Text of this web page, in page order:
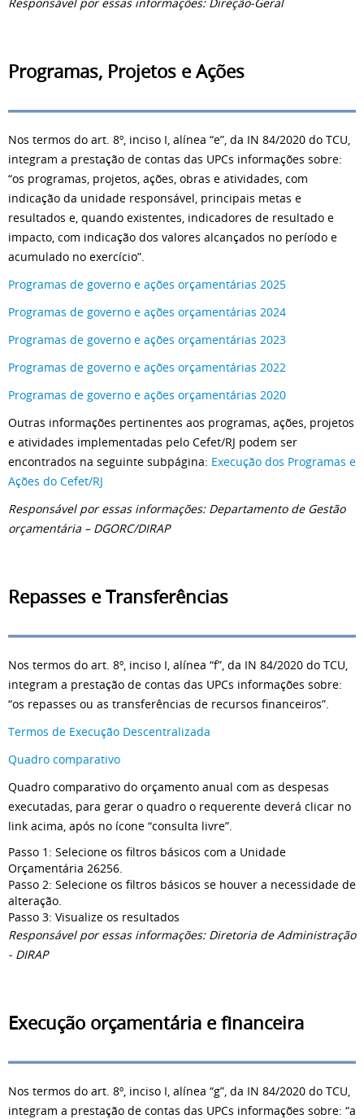
Programas, Projetos e Ações
Nos termos do art. 8º, inciso I, alínea “e”, da IN 84/2020 do TCU,
integram a prestação de contas das UPCs informações sobre:
“os programas, projetos, ações, obras e atividades, com
indicação da unidade responsável, principais metas e
resultados e, quando existentes, indicadores de resultado e
impacto, com indicação dos valores alcançados no período e
acumulado no exercício”.
Programas de governo e ações orçamentárias 2025
Programas de governo e ações orçamentárias 2024
Programas de governo e ações orçamentárias 2023
Programas de governo e ações orçamentárias 2022
Programas de governo e ações orçamentárias 2020
Outras informações pertinentes aos programas, ações, projetos
e atividades implementadas pelo Cefet/RJ podem ser
encontrados na seguinte subpágina: Execução dos Programas e
Ações do Cefet/RJ
Responsável por essas informações: Departamento de Gestão
orçamentária – DGORC/DIRAP
Repasses e Transferências
Nos termos do art. 8º, inciso I, alínea “f”, da IN 84/2020 do TCU,
integram a prestação de contas das UPCs informações sobre:
“os repasses ou as transferências de recursos financeiros”.
Termos de Execução Descentralizada
Quadro comparativo
Quadro comparativo do orçamento anual com as despesas
executadas, para gerar o quadro o requerente deverá clicar no
link acima, após no ícone “consulta livre”.
Passo 1: Selecione os filtros básicos com a Unidade
Orçamentária 26256.
Passo 2: Selecione os filtros básicos se houver a necessidade de
alteração.
Passo 3: Visualize os resultados
Responsável por essas informações: Diretoria de Administração
- DIRAP
Execução orçamentária e financeira
Nos termos do art. 8º, inciso I, alínea “g”, da IN 84/2020 do TCU,
integram a prestação de contas das UPCs informações sobre: “a